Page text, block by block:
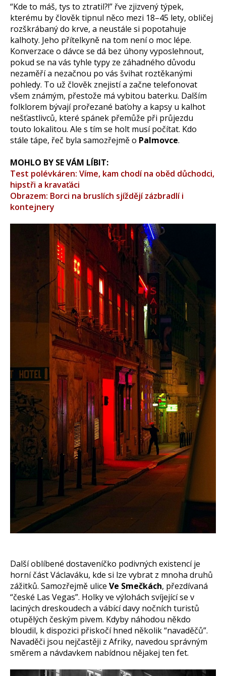
“Kde to máš, tys to ztratil?!” řve zjizvený týpek,
kterému by člověk tipnul něco mezi 18–45 lety, obličej
rozškrábaný do krve, a neustále si popotahuje
kalhoty. Jeho přítelkyně na tom není o moc lépe.
Konverzace o dávce se dá bez úhony vyposlehnout,
pokud se na vás tyhle typy ze záhadného důvodu
nezaměří a nezačnou po vás švihat roztěkanými
pohledy. To už člověk znejistí a začne telefonovat
všem známým, přestože má vybitou baterku. Dalším
folklorem bývají prořezané baťohy a kapsy u kalhot
nešťastlivců, které spánek přemůže při průjezdu
touto lokalitou. Ale s tím se holt musí počítat. Kdo
stále tápe, řeč byla samozřejmě o Palmovce.
MOHLO BY SE VÁM LÍBIT:
Test polévkáren: Víme, kam chodí na oběd důchodci,
hipstři a kravaťáci
Obrazem: Borci na bruslích sjíždějí zázbradlí i
kontejnery
Další oblíbené dostaveníčko podivných existencí je
horní část Václaváku, kde si lze vybrat z mnoha druhů
zážitků. Samozřejmě ulice Ve Smečkách, přezdívaná
“české Las Vegas”. Holky ve výlohách svíjející se v
laciných dreskoudech a vábící davy nočních turistů
otupělých českým pivem. Kdyby náhodou někdo
bloudil, k dispozici přiskočí hned několik “navaděčů”.
Navaděči jsou nejčastěji z Afriky, navedou správným
směrem a návdavkem nabídnou nějakej ten fet.